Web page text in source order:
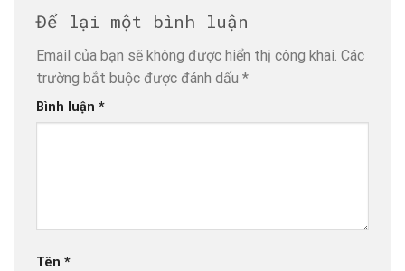
Để lại một bình luận
Email của bạn sẽ không được hiển thị công khai. Các
trường bắt buộc được đánh dấu *
Bình luận *
Tên *